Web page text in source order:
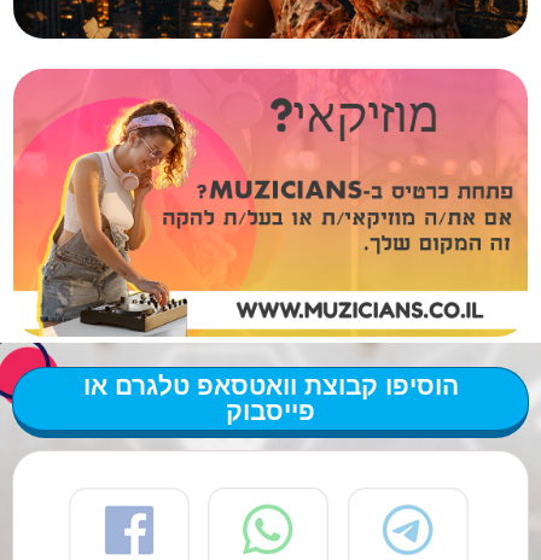
הוסיפו קבוצת וואטסאפ טלגרם או
פייסבוק